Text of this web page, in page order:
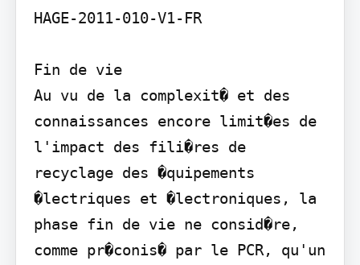
HAGE-2011-010-V1-FR
Fin de vie
Au vu de la complexit� et des
connaissances encore limit�es de
l'impact des fili�res de
recyclage des �quipements
�lectriques et �lectroniques, la
phase fin de vie ne consid�re,
comme pr�conis� par le PCR, qu'un